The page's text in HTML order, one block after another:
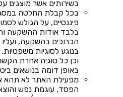
בשירותים אשר מוצגים
בכל קבלת החלטה
פיננסיים, על הגולש
בלבד אודות ההשקעה
הכרוכים בהשקעה,
בנוגע לסוגיות משפטיות,
וכן כל סוגיה אחרת
באופן דומה בנושאים
מפעילת האתר לא תהא
הפסד, עוגמת נפש